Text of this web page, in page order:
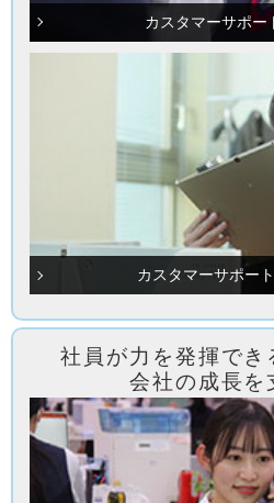
カスタマーサポー
カスタマーサポー
社員が力を発揮でき
会社の成長を